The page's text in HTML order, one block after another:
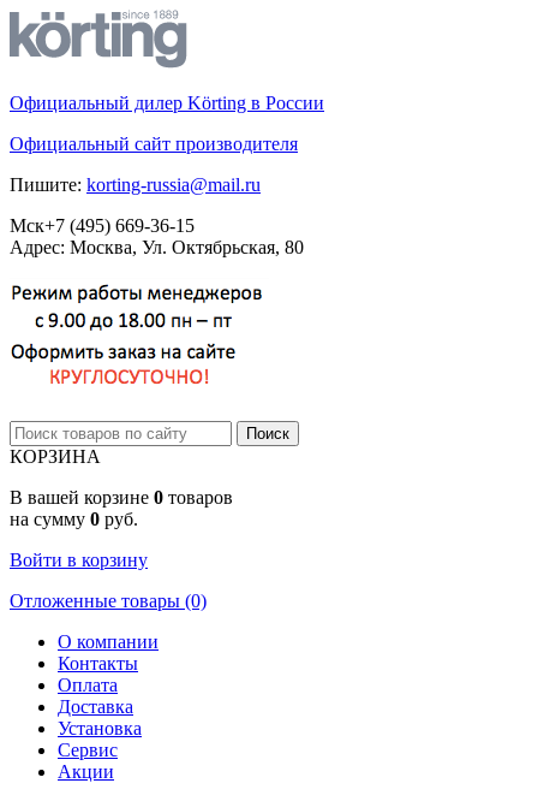
Официальный дилер Körting в России
Официальный сайт производителя
Пишите: korting-russia@mail.ru
Мск+7 (495) 669-36-15
Адрес: Москва, Ул. Октябрьская, 80
КОРЗИНА
В вашей корзине 0 товаров
на сумму 0 руб.
Войти в корзину
Отложенные товары (0)
О компании
Контакты
Оплата
Доставка
Установка
Сервис
Акции